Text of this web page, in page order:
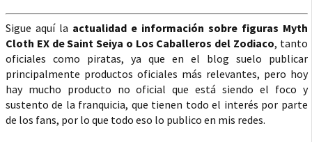
Sigue aquí la actualidad e información sobre figuras Myth
Cloth EX de Saint Seiya o Los Caballeros del Zodiaco, tanto
oficiales como piratas, ya que en el blog suelo publicar
principalmente productos oficiales más relevantes, pero hoy
hay mucho producto no oficial que está siendo el foco y
sustento de la franquicia, que tienen todo el interés por parte
de los fans, por lo que todo eso lo publico en mis redes.